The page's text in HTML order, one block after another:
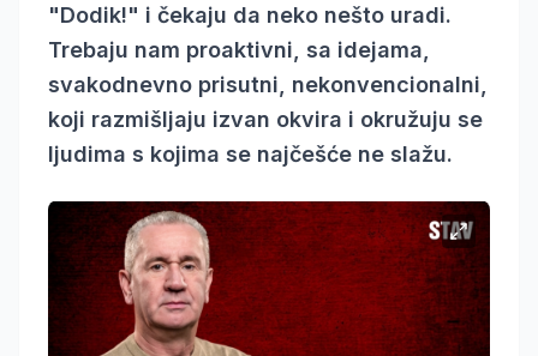
"Dodik!" i čekaju da neko nešto uradi.
Trebaju nam proaktivni, sa idejama,
svakodnevno prisutni, nekonvencionalni,
koji razmišljaju izvan okvira i okružuju se
ljudima s kojima se najčešće ne slažu.